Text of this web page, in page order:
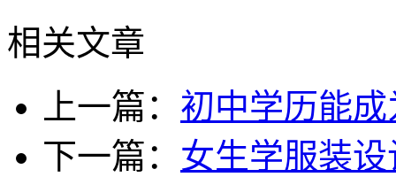
相关文章
上一篇： 初中学历能
下一篇： 女生学服装